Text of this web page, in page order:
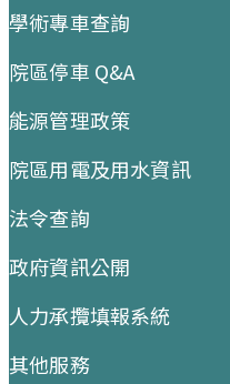
學術專車查詢
院區停車 Q&A
能源管理政策
院區用電及用水資訊
法令查詢
政府資訊公開
人力承攬填報系統
其他服務